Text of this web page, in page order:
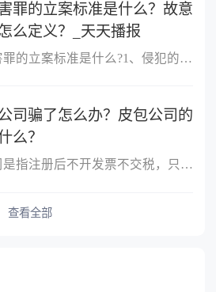
罪的立案标准是什么？故意
么定义？_天天播报
故意伤害罪的立案标准是什么?1、侵犯的客体是他人的身体健康权;2、
司骗了怎么办？皮包公司的
么？
皮包公司是指注册后不开发票不交税，只用公司名称进行进出账的公司
查看全部